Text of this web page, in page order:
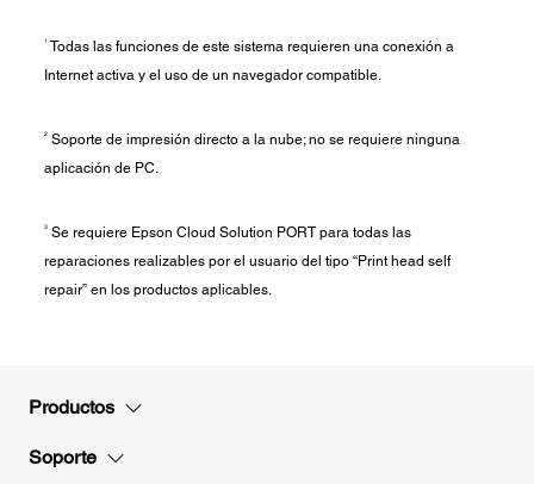
1 Todas las funciones de este sistema requieren una conexión a
Internet activa y el uso de un navegador compatible.
2 Soporte de impresión directo a la nube; no se requiere ninguna
aplicación de PC.
3 Se requiere Epson Cloud Solution PORT para todas las
reparaciones realizables por el usuario del tipo “Print head self
repair” en los productos aplicables.
Productos
Soporte